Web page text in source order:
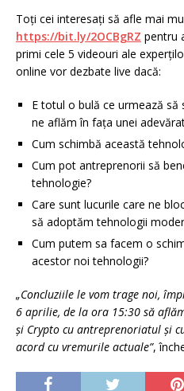
Toți cei interesați să afle mai
https://bit.ly/2OCBgRZ pentru
primi cele 5 videouri ale
online vor dezbate live dacă:
E totul o bulă ce urmează să
ne aflăm în fața unei
Cum schimbă această
Cum pot antreprenorii să
tehnologie?
Care sunt lucurile care ne
să adoptăm tehnologii
Cum putem sa facem o
acestor noi tehnologii?
„Concluziile le vom trage noi,
6 aprilie, de la ora 15:30 să
și Crypto cu antreprenoriatul și
acord cu vremurile actuale”,